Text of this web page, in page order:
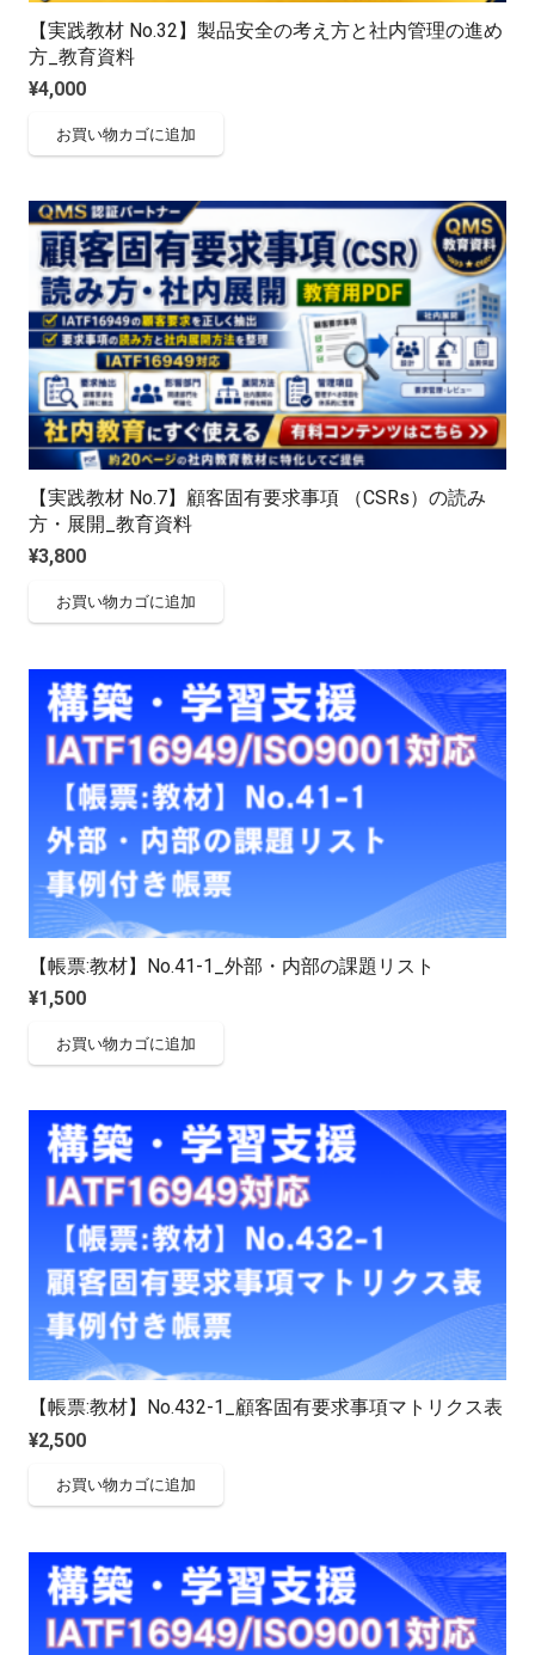
【実践教材 No.32】製品安全の考え方と社内管理の進め
方_教育資料
¥4,000
お買い物カゴに追加
【実践教材 No.7】顧客固有要求事項 （CSRs）の読み
方・展開_教育資料
¥3,800
お買い物カゴに追加
【帳票:教材】No.41-1_外部・内部の課題リスト
¥1,500
お買い物カゴに追加
【帳票:教材】No.432-1_顧客固有要求事項マトリクス表
¥2,500
お買い物カゴに追加